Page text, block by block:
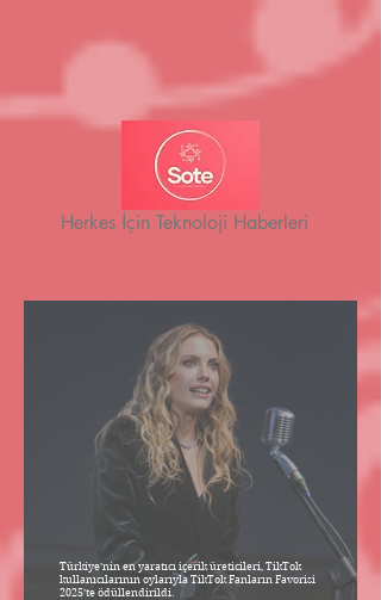
Herkes İçin Teknoloji Haberleri
Türkiye’nin en yaratıcı içerik üreticileri, TikTok
kullanıcılarının oylarıyla TikTok Fanların Favorisi
2025’te ödüllendirildi.